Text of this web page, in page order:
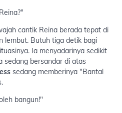
cantik Reina berada tepat di
lembut. Butuh tiga detik bagi
Ia menyadarinya sedikit
sedang bersandar di atas
sedang memberinya "Bantal
bangun!"